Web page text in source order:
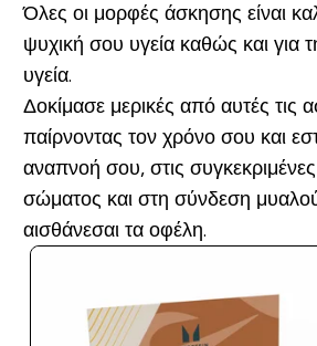
Όλες οι μορφές άσκησης είναι
ψυχική σου υγεία καθώς και για
υγεία.
Δοκίμασε μερικές από αυτές τις
παίρνοντας τον χρόνο σου και
αναπνοή σου, στις συγκεκριμένες
σώματος και στη σύνδεση
αισθάνεσαι τα οφέλη.